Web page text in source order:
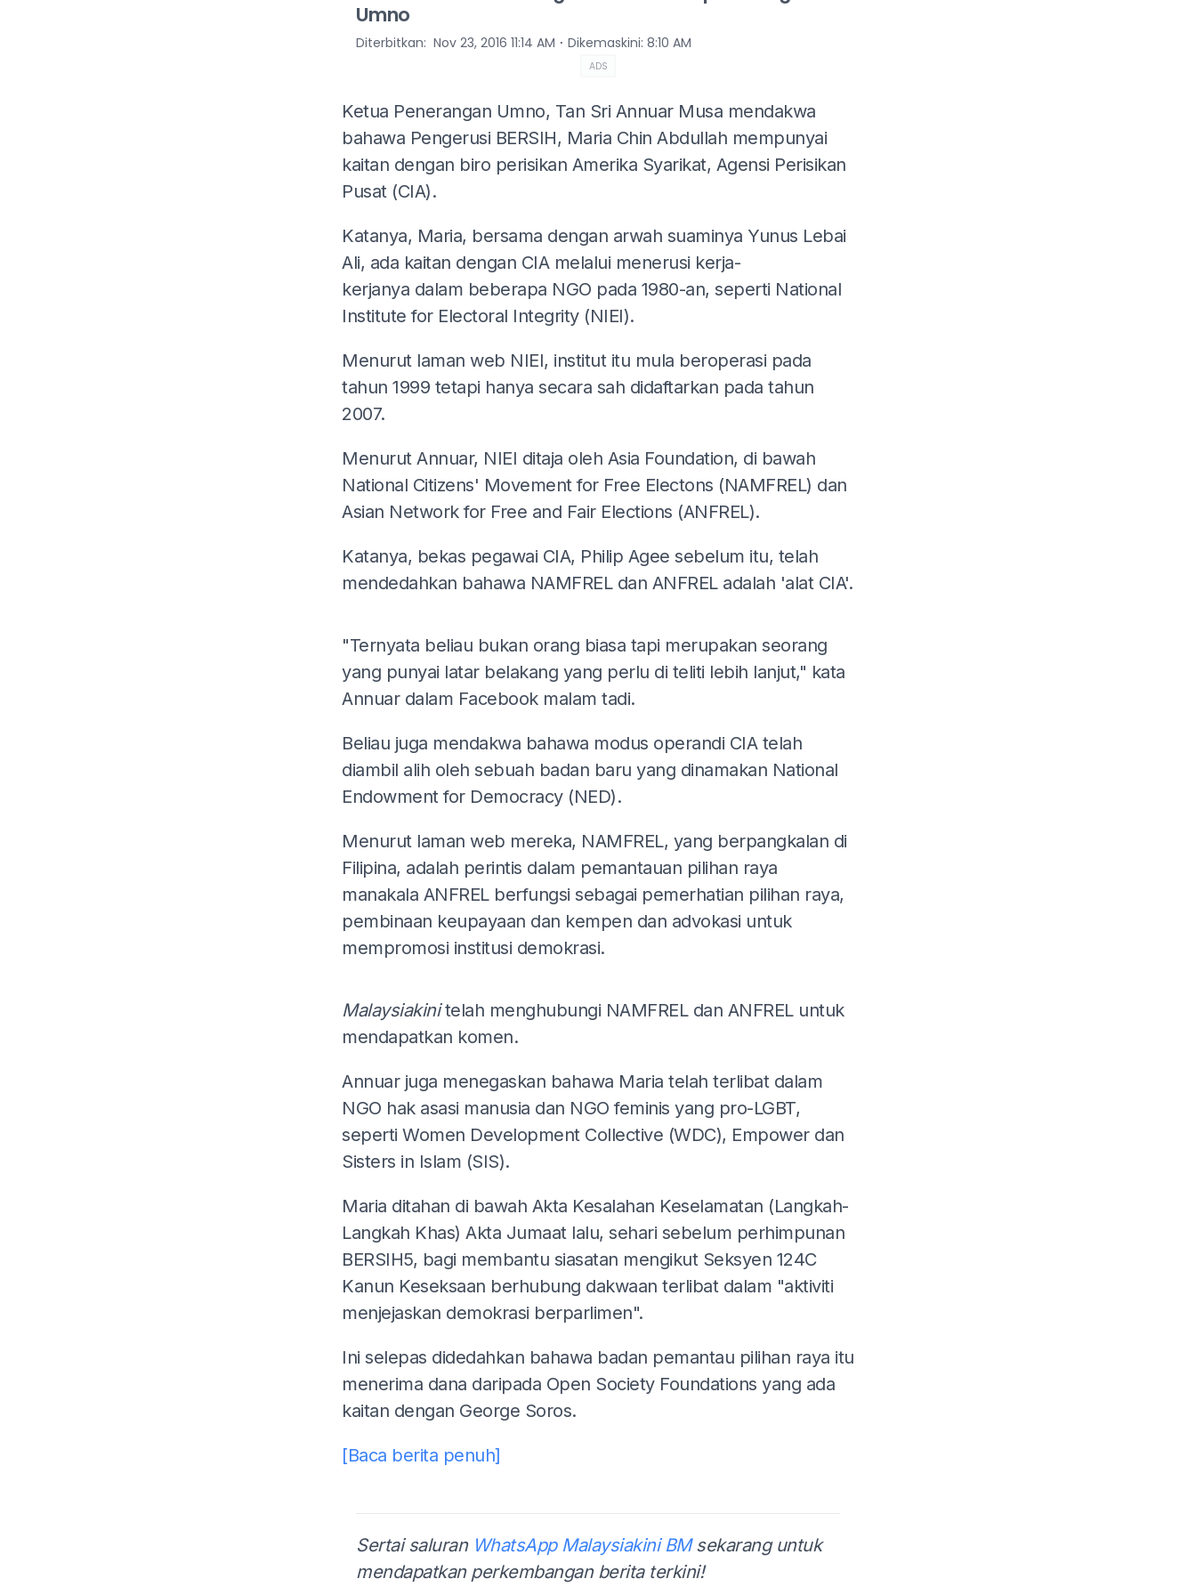
Umno
Diterbitkan: Nov 23, 2016 11:14 AM ⋅ Dikemaskini: 8:10 AM
ADS
Ketua Penerangan Umno, Tan Sri Annuar Musa mendakwa
bahawa Pengerusi BERSIH, Maria Chin Abdullah mempunyai
kaitan dengan biro perisikan Amerika Syarikat, Agensi Perisikan
Pusat (CIA).
Katanya, Maria, bersama dengan arwah suaminya Yunus Lebai
Ali, ada kaitan dengan CIA melalui menerusi kerja-
kerjanya dalam beberapa NGO pada 1980-an, seperti National
Institute for Electoral Integrity (NIEI).
Menurut laman web NIEI, institut itu mula beroperasi pada
tahun 1999 tetapi hanya secara sah didaftarkan pada tahun
2007.
Menurut Annuar, NIEI ditaja oleh Asia Foundation, di bawah
National Citizens' Movement for Free Electons (NAMFREL) dan
Asian Network for Free and Fair Elections (ANFREL).
Katanya, bekas pegawai CIA, Philip Agee sebelum itu, telah
mendedahkan bahawa NAMFREL dan ANFREL adalah 'alat CIA'.
"Ternyata beliau bukan orang biasa tapi merupakan seorang
yang punyai latar belakang yang perlu di teliti lebih lanjut," kata
Annuar dalam Facebook malam tadi.
Beliau juga mendakwa bahawa modus operandi CIA telah
diambil alih oleh sebuah badan baru yang dinamakan National
Endowment for Democracy (NED).
Menurut laman web mereka, NAMFREL, yang berpangkalan di
Filipina, adalah perintis dalam pemantauan pilihan raya
manakala ANFREL berfungsi sebagai pemerhatian pilihan raya,
pembinaan keupayaan dan kempen dan advokasi untuk
mempromosi institusi demokrasi.
Malaysiakinitelah menghubungi NAMFREL dan ANFREL untuk
mendapatkan komen.
Annuar juga menegaskan bahawa Maria telah terlibat dalam
NGO hak asasi manusia dan NGO feminis yang pro-LGBT,
seperti Women Development Collective (WDC), Empower dan
Sisters in Islam (SIS).
Maria ditahan di bawah Akta Kesalahan Keselamatan (Langkah-
Langkah Khas) Akta Jumaat lalu, sehari sebelum perhimpunan
BERSIH5, bagi membantu siasatan mengikut Seksyen 124C
Kanun Keseksaan berhubung dakwaan terlibat dalam "aktiviti
menjejaskan demokrasi berparlimen".
Ini selepas didedahkan bahawa badan pemantau pilihan raya itu
menerima dana daripada Open Society Foundations yang ada
kaitan dengan George Soros.
[Baca berita penuh]
Sertai saluran WhatsApp Malaysiakini BMsekarang untuk
mendapatkan perkembangan berita terkini!